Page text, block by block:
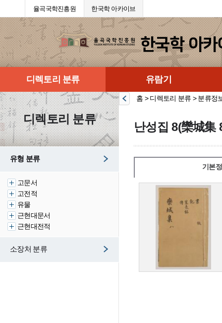
율곡국학진흥원 한국학 아카이브
디렉토리 분류 유람기
디렉토리 분류
유형 분류
고문서
고전적
유물
근현대문서
근현대전적
소장처 분류
홈 > 디렉토리 분류 > 분류정
난성집 8(欒城集
기본